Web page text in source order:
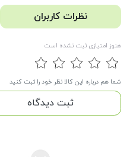
نظرات کاربران
هنوز امتیازی ثبت نشده است
شما هم درباره این کالا نظر خود را ثبت کنید
ثبت دیدگاه